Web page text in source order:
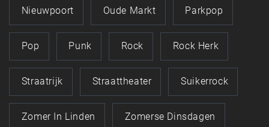
Nieuwpoort Oude Markt Parkpop
Pop Punk Rock Rock Herk
Straatrijk Straattheater Suikerrock
Zomer In Linden Zomerse Dinsdagen